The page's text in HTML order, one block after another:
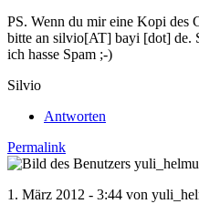
PS. Wenn du mir eine Kopi des
bitte an silvio[AT] bayi [dot] de.
ich hasse Spam ;-)
Silvio
Antworten
Permalink
1. März 2012 - 3:44 von